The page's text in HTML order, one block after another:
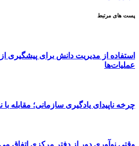
پست های مرتبط
استفاده از مدیریت دانش برای پیشگیری از
عملیات‌ها
چرخه ناپیدای یادگیری سازمانی؛ مقابله